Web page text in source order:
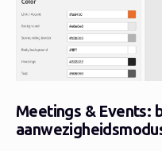
Meetings & Events: